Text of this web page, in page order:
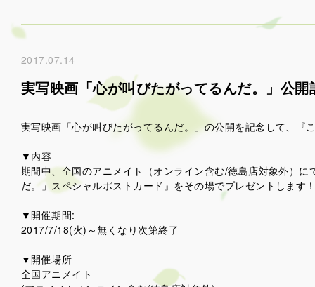
2017.07.14
実写映画「心が叫びたがってるんだ。」公
実写映画「心が叫びたがってるんだ。」の公開を記念して、
▼内容
期間中、全国のアニメイト（オンライン含む/徳島店対象外）
だ。」スペシャルポストカード』をその場でプレゼントします
▼開催期間:
2017/7/18(火)～無くなり次第終了
▼開催場所
全国アニメイト